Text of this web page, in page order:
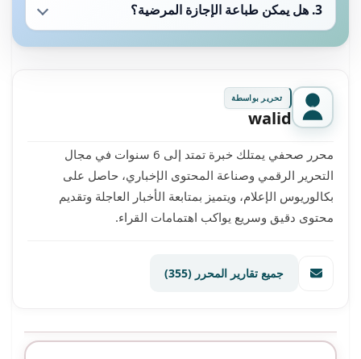
3. هل يمكن طباعة الإجازة المرضية؟
تحرير بواسطة
walid
محرر صحفي يمتلك خبرة تمتد إلى 6 سنوات في مجال
التحرير الرقمي وصناعة المحتوى الإخباري، حاصل على
بكالوريوس الإعلام، ويتميز بمتابعة الأخبار العاجلة وتقديم
محتوى دقيق وسريع يواكب اهتمامات القراء.
جميع تقارير المحرر (355)